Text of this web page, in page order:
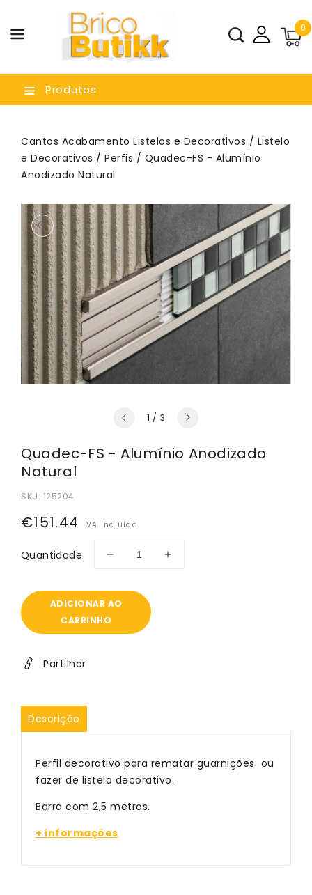
0
Produtos
Cantos Acabamento Listelos e Decorativos / Listelo
e Decorativos / Perfis / Quadec-FS - Alumínio
Anodizado Natural
1 / de
3
Quadec-FS - Alumínio Anodizado
Natural
SKU: 125204
Preço
€151.44 IVA Incluido
Quantidade
Diminuir
quantidade
de
Quadec-
FS
Aumentar
ADICIONAR AO
CARRINHO
Partilhar
Descrição
Perfil decorativo para rematar guarnições ou
fazer de listelo decorativo.
Barra com 2,5 metros.
+ informações